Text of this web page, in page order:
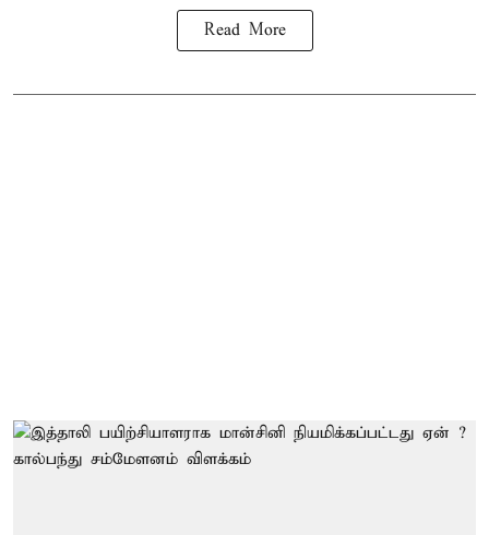
Read More